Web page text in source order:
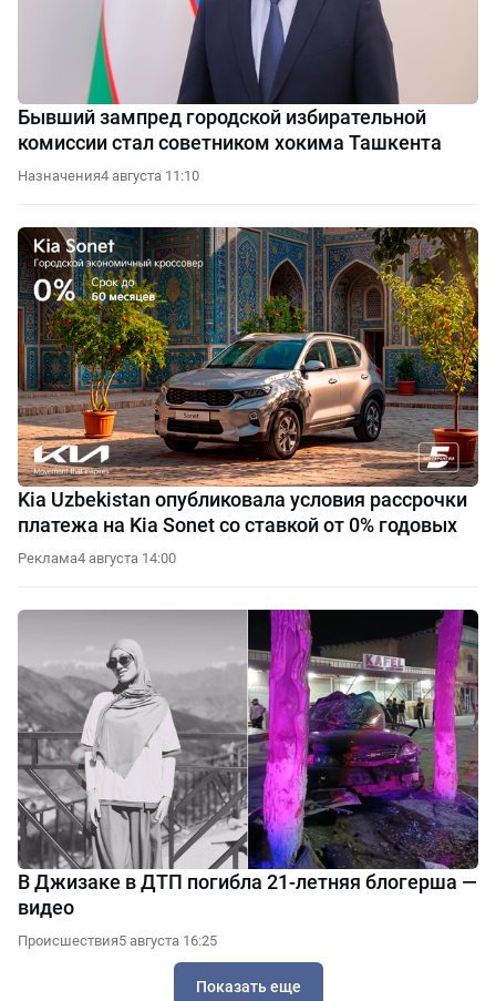
Бывший зампред городской избирательной
комиссии стал советником хокима Ташкента
Назначения4 августа 11:10
Kia Uzbekistan опубликовала условия рассрочки
платежа на Kia Sonet со ставкой от 0% годовых
Реклама4 августа 14:00
В Джизаке в ДТП погибла 21-летняя блогерша —
видео
Происшествия5 августа 16:25
Показать еще